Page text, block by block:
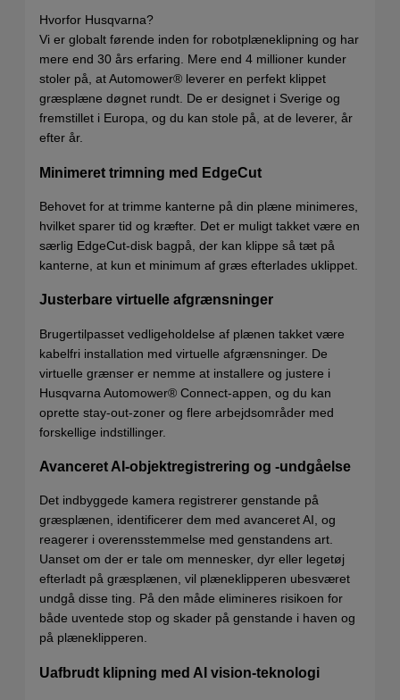
Hvorfor Husqvarna?
Vi er globalt førende inden for robotplæneklipning og har
mere end 30 års erfaring. Mere end 4 millioner kunder
stoler på, at Automower® leverer en perfekt klippet
græsplæne døgnet rundt. De er designet i Sverige og
fremstillet i Europa, og du kan stole på, at de leverer, år
efter år.
Minimeret trimning med EdgeCut
Behovet for at trimme kanterne på din plæne minimeres,
hvilket sparer tid og kræfter. Det er muligt takket være en
særlig EdgeCut-disk bagpå, der kan klippe så tæt på
kanterne, at kun et minimum af græs efterlades uklippet.
Justerbare virtuelle afgrænsninger
Brugertilpasset vedligeholdelse af plænen takket være
kabelfri installation med virtuelle afgrænsninger. De
virtuelle grænser er nemme at installere og justere i
Husqvarna Automower® Connect-appen, og du kan
oprette stay-out-zoner og flere arbejdsområder med
forskellige indstillinger.
Avanceret AI-objektregistrering og -undgåelse
Det indbyggede kamera registrerer genstande på
græsplænen, identificerer dem med avanceret AI, og
reagerer i overensstemmelse med genstandens art.
Uanset om der er tale om mennesker, dyr eller legetøj
efterladt på græsplænen, vil plæneklipperen ubesværet
undgå disse ting. På den måde elimineres risikoen for
både uventede stop og skader på genstande i haven og
på plæneklipperen.
Uafbrudt klipning med AI vision-teknologi